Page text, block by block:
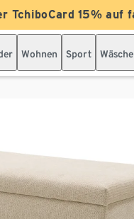
TchiboCard 15% auf
Wohnen Sport Wäsche